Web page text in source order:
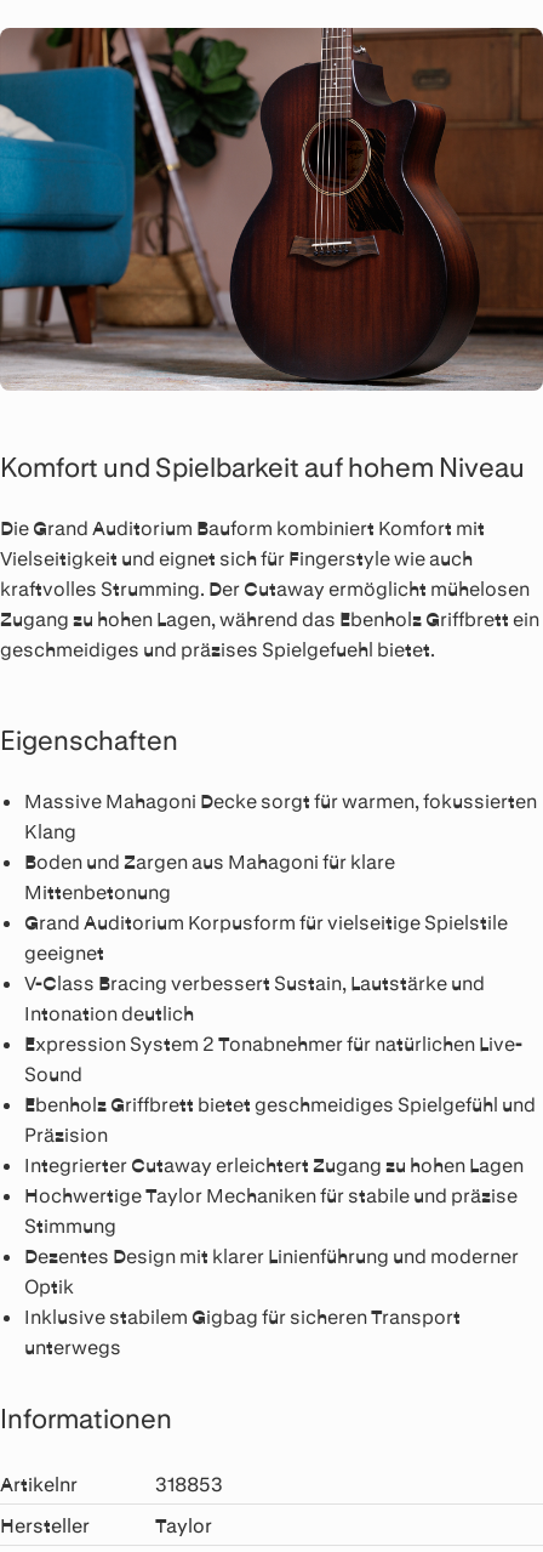
Komfort und Spielbarkeit auf hohem Niveau
Die Grand Auditorium Bauform kombiniert Komfort mit
Vielseitigkeit und eignet sich für Fingerstyle wie auch
kraftvolles Strumming. Der Cutaway ermöglicht mühelosen
Zugang zu hohen Lagen, während das Ebenholz Griffbrett ein
geschmeidiges und präzises Spielgefuehl bietet.
Eigenschaften
Massive Mahagoni Decke sorgt für warmen, fokussierten
Klang
Boden und Zargen aus Mahagoni für klare
Mittenbetonung
Grand Auditorium Korpusform für vielseitige Spielstile
geeignet
V-Class Bracing verbessert Sustain, Lautstärke und
Intonation deutlich
Expression System 2 Tonabnehmer für natürlichen Live-
Sound
Ebenholz Griffbrett bietet geschmeidiges Spielgefühl und
Präzision
Integrierter Cutaway erleichtert Zugang zu hohen Lagen
Hochwertige Taylor Mechaniken für stabile und präzise
Stimmung
Dezentes Design mit klarer Linienführung und moderner
Optik
Inklusive stabilem Gigbag für sicheren Transport
unterwegs
Informationen
Artikelnr
318853
Hersteller
Taylor